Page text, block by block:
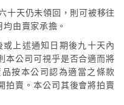
十天仍未領回，則可被移往
由賣家承擔。
上述通知日期後九十天內
本公司可視乎是否合適而將
按本公司認為適當之條款
拍賣。本公司其後會將拍賣